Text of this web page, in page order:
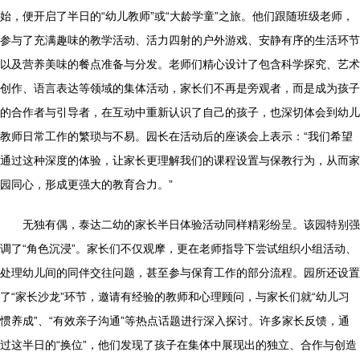
始，便开启了半日的“幼儿教师”或“大龄学童”之旅。他们跟随班级老师，
参与了充满趣味的教学活动、活力四射的户外游戏、安静有序的生活环节
以及营养美味的餐点准备与分发。老师们精心设计了包含科学探究、艺术
创作、语言表达等领域的集体活动，家长们不再是旁观者，而是成为孩子
的合作者与引导者，在互动中重新认识了自己的孩子，也深切体会到幼儿
教师日常工作的繁琐与不易。园长在活动后的座谈会上表示：“我们希望
通过这种深度的体验，让家长更理解我们的课程设置与保教行为，从而家
园同心，形成更强大的教育合力。”
无独有偶，泰达二幼的家长半日体验活动同样精彩纷呈。该园特别强
调了“角色沉浸”。家长们不仅观摩，更在老师指导下尝试组织小组活动、
处理幼儿间的同伴交往问题，甚至参与保育工作的部分流程。园所还设置
了“家长沙龙”环节，邀请有经验的教师和心理顾问，与家长们就“幼儿习
惯养成”、“有效亲子沟通”等热点话题进行深入探讨。许多家长反馈，通
过这半日的“换位”，他们发现了孩子在集体中展现出的独立、合作与创造